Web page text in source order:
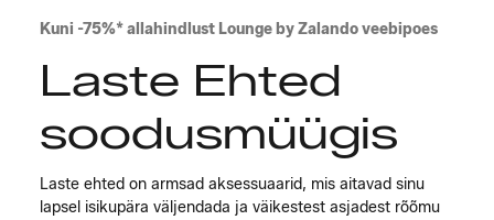
Kuni -75%* allahindlust Lounge by Zalando veebipoes
Laste Ehted
soodusmüügis
Laste ehted on armsad aksessuaarid, mis aitavad sinu
lapsel isikupära väljendada ja väikestest asjadest rõõmu